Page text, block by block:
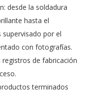
desde la soldadura
hasta el
por el
con fotografías.
registros de fabricación
terminados